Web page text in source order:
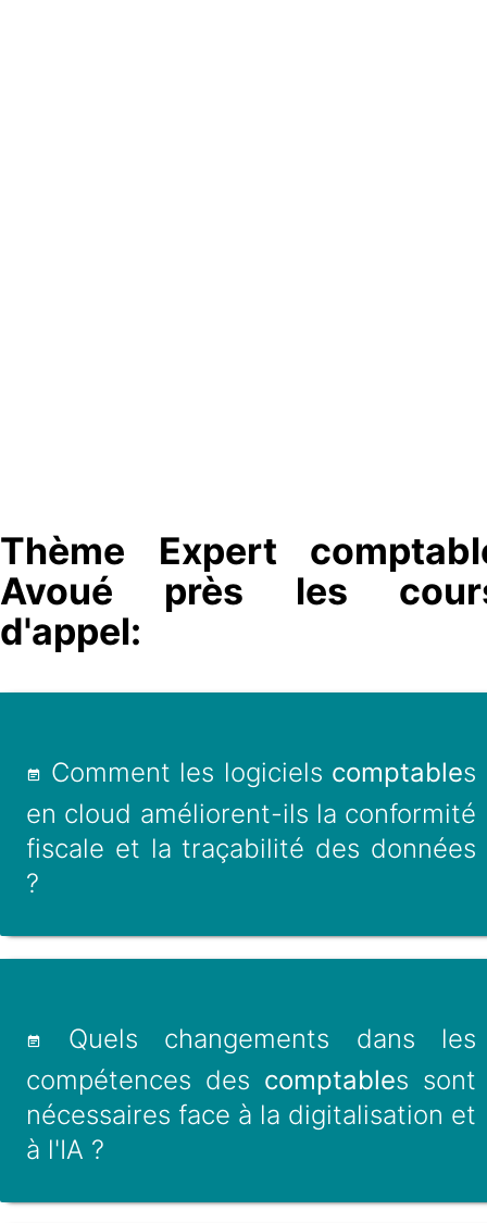
Thème Expert
Avoué près les
d'appel:
Comment les logiciels comptables
en cloud améliorent-ils la conformité
fiscale et la traçabilité des données
?
Quels changements dans les
compétences des comptables sont
nécessaires face à la digitalisation et
à l'IA ?